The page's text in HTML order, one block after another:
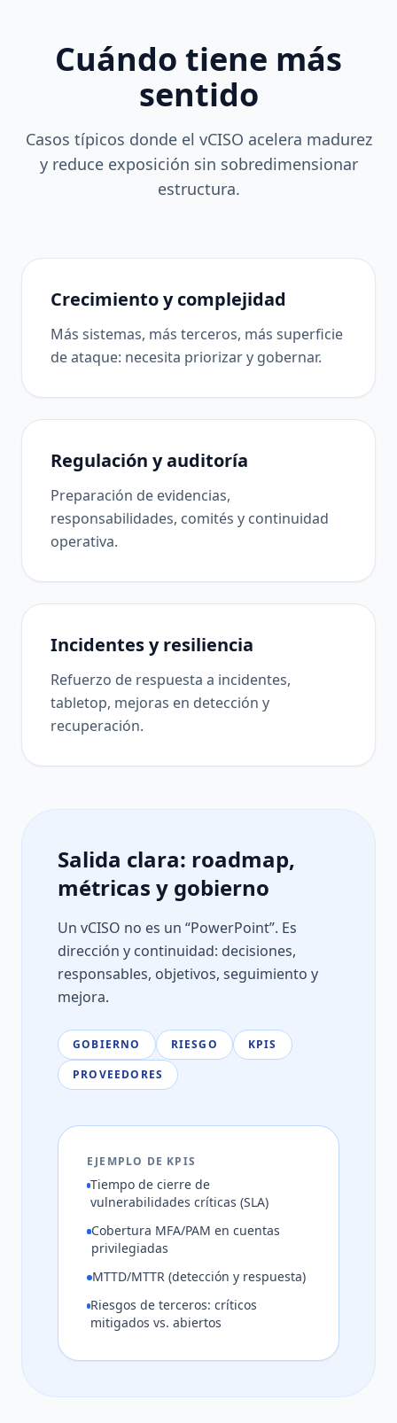
Cuándo tiene más
sentido
Casos típicos donde el vCISO acelera madurez
y reduce exposición sin sobredimensionar
estructura.
Crecimiento y complejidad
Más sistemas, más terceros, más superficie
de ataque: necesita priorizar y gobernar.
Regulación y auditoría
Preparación de evidencias,
responsabilidades, comités y continuidad
operativa.
Incidentes y resiliencia
Refuerzo de respuesta a incidentes,
tabletop, mejoras en detección y
recuperación.
Salida clara: roadmap,
métricas y gobierno
Un vCISO no es un “PowerPoint”. Es
dirección y continuidad: decisiones,
responsables, objetivos, seguimiento y
mejora.
GOBIERNO RIESGO
KPIS
PROVEEDORES
EJEMPLO DE KPIS
Tiempo de cierre de
vulnerabilidades críticas (SLA)
Cobertura MFA/PAM en cuentas
privilegiadas
MTTD/MTTR (detección y respuesta)
Riesgos de terceros: críticos
mitigados vs. abiertos